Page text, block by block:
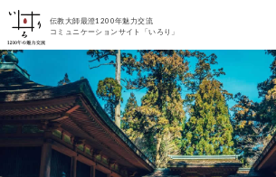
伝教大師最澄1200年魅力交流
コミュニケーションサイト「いろり」